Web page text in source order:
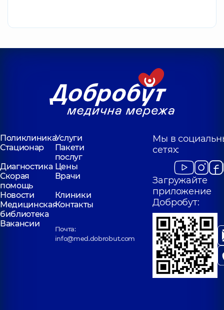
ПоликлиникаУслуги
Стационар
Пакети
послуг
Диагностика Цены
Скорая
помощь
Врачи
Новости
Клиники
Медицинская
библиотека
Контакты
Вакансии
Почта:
info@med.dobrobut.com
Мы в
сетях:
Загружайте
приложение
Добробут: